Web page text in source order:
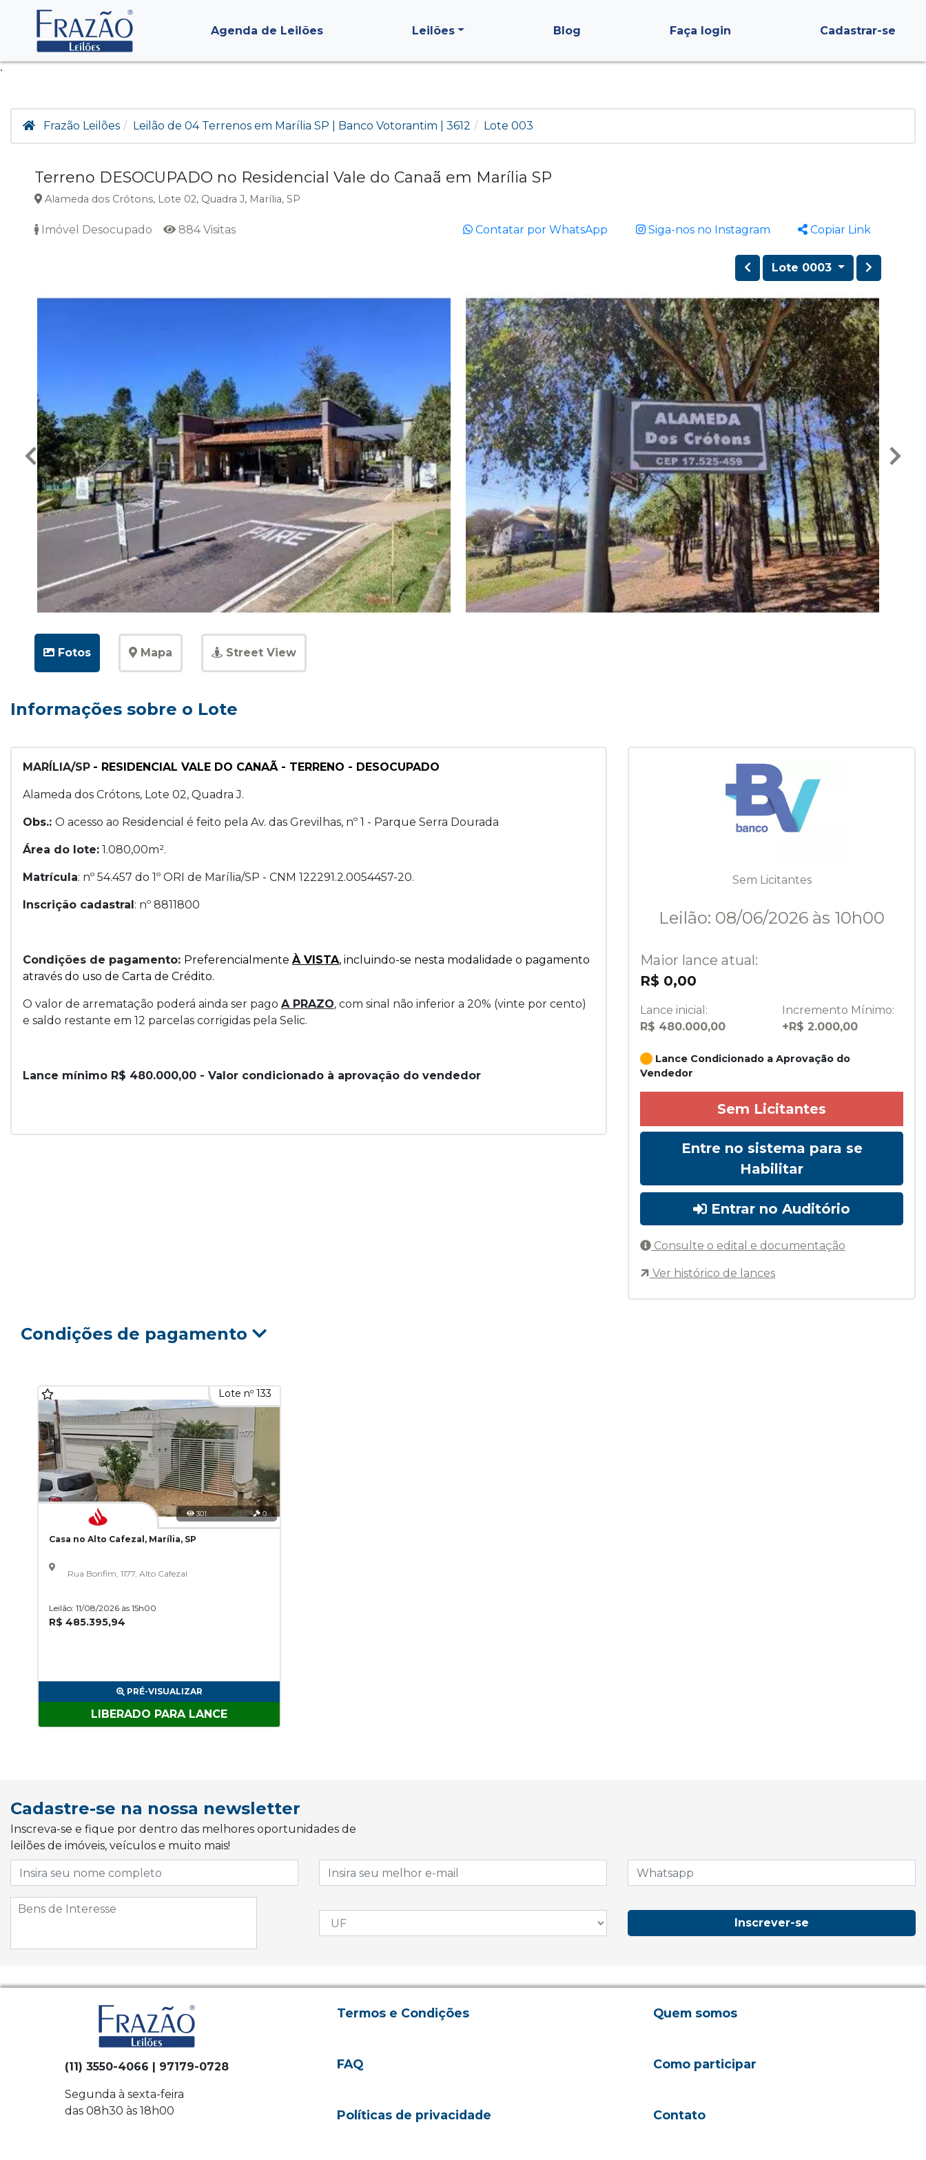
.
Agenda de Leilões Leilões Blog Faça login Cadastrar-se
Frazão Leilões Leilão de 04 Terrenos em Marília SP | Banco Votorantim | 3612 Lote 003
Terreno DESOCUPADO no Residencial Vale do Canaã em Marília SP
Alameda dos Crótons, Lote 02, Quadra J, Marília, SP
Imóvel Desocupado 884 Visitas Contatar por WhatsApp Siga-nos no Instagram Copiar Link
Lote 0003
Fotos Mapa Street View
Informações sobre o Lote
MARÍLIA/SP - RESIDENCIAL VALE DO CANAÃ - TERRENO - DESOCUPADO
Alameda dos Crótons, Lote 02, Quadra J.
Obs.: O acesso ao Residencial é feito pela Av. das Grevilhas, nº 1 - Parque Serra Dourada
Área do lote: 1.080,00m².
Matrícula: nº 54.457 do 1º ORI de Marília/SP - CNM 122291.2.0054457-20.
Inscrição cadastral: nº 8811800
Condições de pagamento: Preferencialmente À VISTA, incluindo-se nesta modalidade o pagamento
através do uso de Carta de Crédito.
O valor de arrematação poderá ainda ser pago A PRAZO, com sinal não inferior a 20% (vinte por cento)
e saldo restante em 12 parcelas corrigidas pela Selic.
Lance mínimo R$ 480.000,00 - Valor condicionado à aprovação do vendedor
Sem Licitantes
Leilão: 08/06/2026 às 10h00
Maior lance atual:
R$ 0,00
Lance inicial:
R$ 480.000,00
Incremento Mínimo:
+R$ 2.000,00
Lance Condicionado a Aprovação do
Vendedor
Sem Licitantes
Entre no sistema para se
Habilitar
Entrar no Auditório
Consulte o edital e documentação
Ver histórico de lances
Condições de pagamento
Lote nº 133
301 0
Casa no Alto Cafezal, Marília, SP
Rua Bonfim, 1177, Alto Cafezal
Leilão: 11/08/2026 às 15h00
R$ 485.395,94
PRÉ-VISUALIZAR
LIBERADO PARA LANCE
Cadastre-se na nossa newsletter
Inscreva-se e fique por dentro das melhores oportunidades de
leilões de imóveis, veículos e muito mais!
Inscrever-se
(11) 3550-4066 | 97179-0728
Segunda à sexta-feira
das 08h30 às 18h00
Termos e Condições
FAQ
Políticas de privacidade
Quem somos
Como participar
Contato